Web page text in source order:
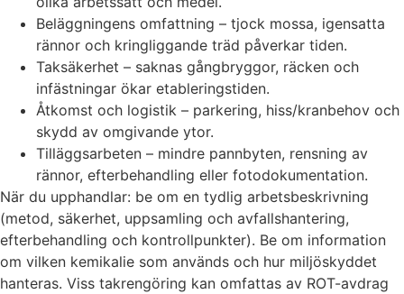
Beläggningens omfattning – tjock mossa, igensatta
rännor och kringliggande träd påverkar tiden.
Tak­säkerhet – saknas gångbryggor, räcken och
infästningar ökar etableringstiden.
Åtkomst och logistik – parkering, hiss/kranbehov och
skydd av omgivande ytor.
Tilläggsarbeten – mindre pannbyten, rensning av
rännor, efterbehandling eller fotodokumentation.
När du upphandlar: be om en tydlig arbetsbeskrivning
(metod, säkerhet, uppsamling och avfallshantering,
efterbehandling och kontrollpunkter). Be om information
om vilken kemikalie som används och hur miljöskyddet
hanteras. Viss takrengöring kan omfattas av ROT-avdrag